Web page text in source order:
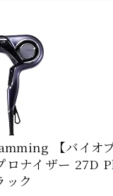
【バイオ
ロナイザー 27D
ック